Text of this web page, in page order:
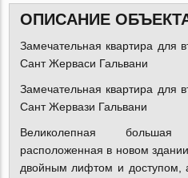
ОПИСАНИЕ
Замечательная квартира для
Сант Жерваси Гальвани
Замечательная квартира для
Сант Жервази Гальвани
Великолепная
расположенная в новом
двойным лифтом и доступом,